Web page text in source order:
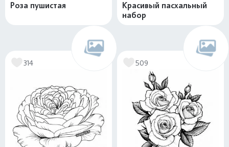
Роза пушистая
Красивый пасхальный
набор
314 509